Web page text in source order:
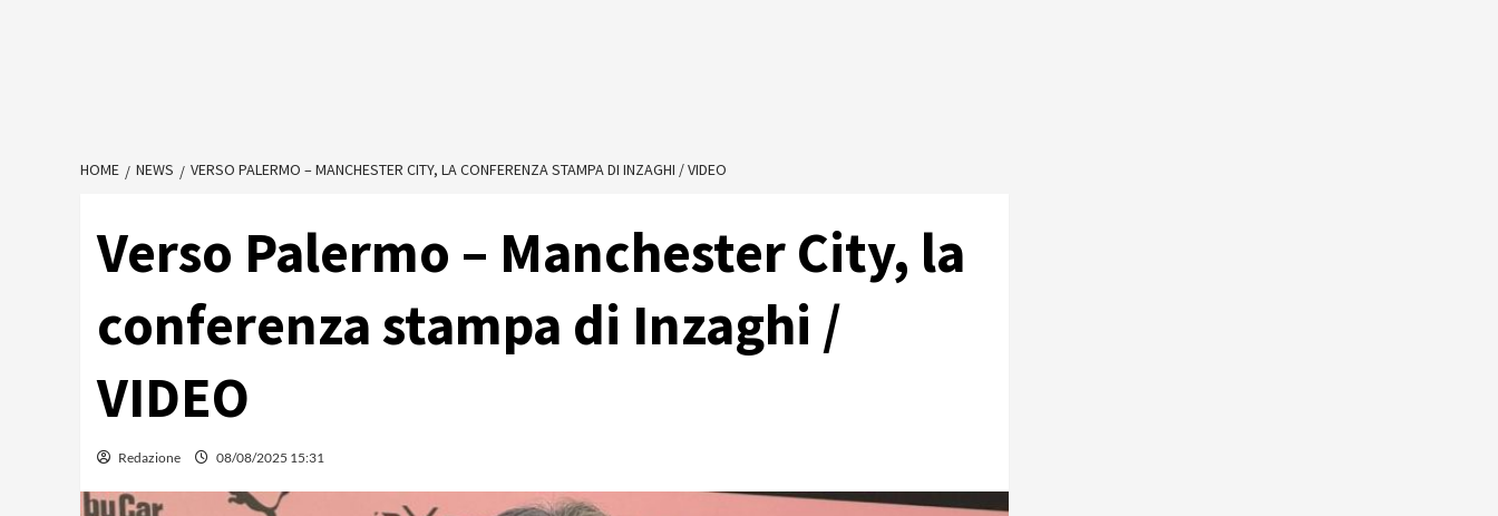
HOME NEWS VERSO PALERMO – MANCHESTER CITY, LA CONFERENZA STAMPA DI INZAGHI / VIDEO
Verso Palermo – Manchester City, la
conferenza stampa di Inzaghi /
VIDEO
Redazione 08/08/2025 15:31